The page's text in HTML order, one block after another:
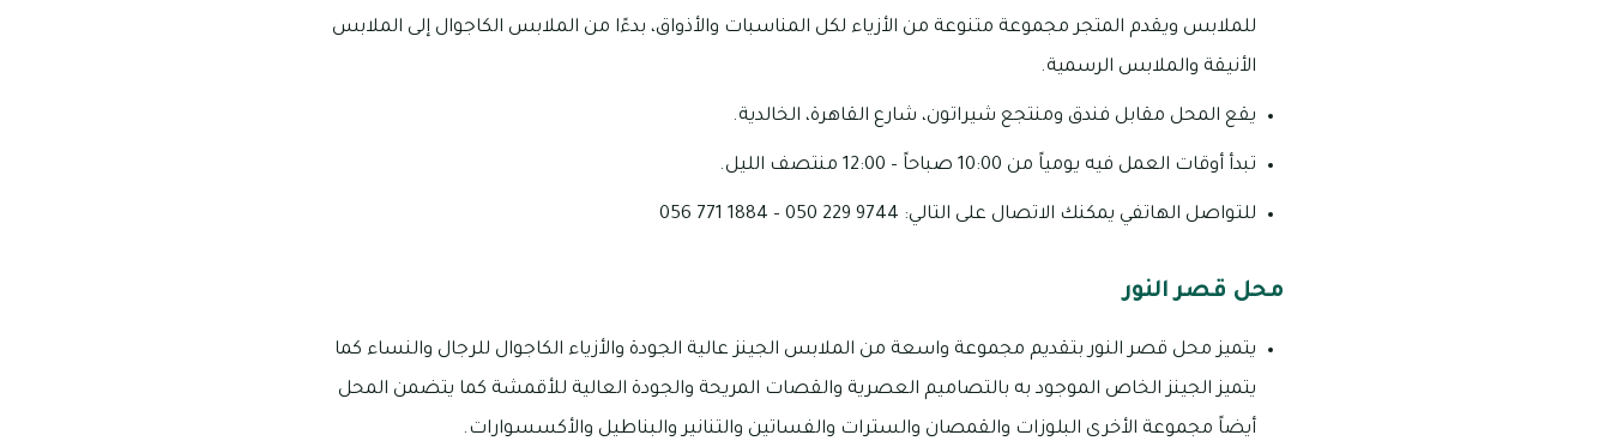
للملابس ويقدم المتجر مجموعة متنوعة من الأزياء لكل المناسبات والأذواق، بدءًا من الملابس الكاجوال إلى الملابس
الأنيقة والملابس الرسمية.
يقع المحل مقابل فندق ومنتجع شيراتون، شارع القاهرة، الخالدية.
تبدأ أوقات العمل فيه يومياً من 10:00 صباحاً – 12:00 منتصف الليل.
للتواصل الهاتفي يمكنك الاتصال على التالي: 9744 229 050 – 1884 771 056
محل قصر النور
يتميز محل قصر النور بتقديم مجموعة واسعة من الملابس الجينز عالية الجودة والأزياء الكاجوال للرجال والنساء كما
يتميز الجينز الخاص الموجود به بالتصاميم العصرية والقصات المريحة والجودة العالية للأقمشة كما يتضمن المحل
أيضاً مجموعة الأخرى البلوزات والقمصان والسترات والفساتين والتنانير والبناطيل والأكسسوارات.